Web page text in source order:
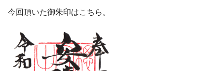
今回頂いた御朱印はこちら。